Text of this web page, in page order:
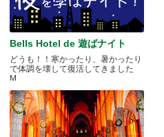
Bells Hotel de 遊ばナイト
どうも！！寒かったり、暑かったり
で体調を壊して復活してきました
M.....